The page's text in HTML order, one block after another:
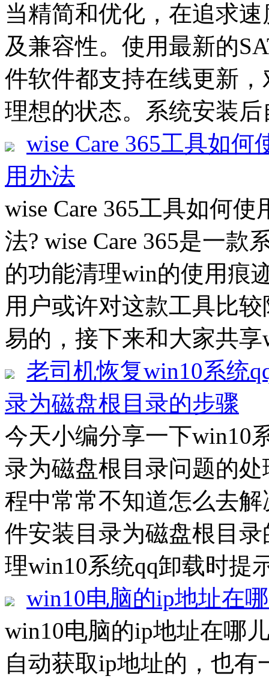
当精简和优化，在追求
及兼容性。使用最新的
件软件都支持在线更新
理想的状态。系统安装
wise Care 365工具如何
用办法
wise Care 365工具如何使
法? wise Care 365是一
的功能清理win的使用痕
用户或许对这款工具比
易的，接下来和大家共享
老司机恢复win10系统
录为磁盘根目录的步骤
今天小编分享一下win10
录为磁盘根目录问题的
程中常常不知道怎么去
件安装目录为磁盘根目
理win10系统qq卸载时提
win10电脑的ip地址在
win10电脑的ip地址在哪
自动获取ip地址的，也